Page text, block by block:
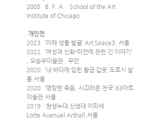
2005   B. F. A.   School of the Art
Institute of Chicago
개인전
2023   ‘미래 생물 발굴’ Art Space3, 서울
2022   ‘여성과 신화-터전에 관한 긴 이야기’
, 오승우미술관 , 무안
2020   ‘내 바다에 입힌 황금 갑옷’ 도로시 살
롱,서울
2020   ‘명랑한 죽음, 시끄러운 천국’ 63아트
미술관,서울
2019   ‘현생누대 신생대 이피세  ’
Lotte Avenuel Arthall,서울